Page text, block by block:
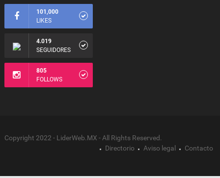
101,000
LIKES
4.019
SEGUIDORES
805
FOLLOWS
Copyright 2022 - LiderWeb.MX - All Rights Reserved.
Directorio
Aviso legal Contacto